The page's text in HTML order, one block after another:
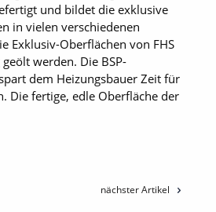
und bildet die exklusive
in vielen verschiedenen
Exklusiv-Oberflächen von FHS
werden. Die BSP-
dem Heizungsbauer Zeit für
Die fertige, edle Oberfläche der
nächster Artikel